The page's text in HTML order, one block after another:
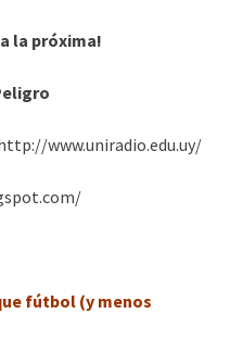
la próxima!
www.uniradio.edu.uy/
fútbol (y menos